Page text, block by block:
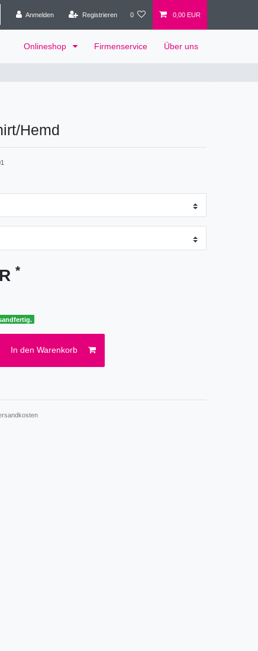
Anmelden Registrieren 0 0,00 EUR
Onlineshop Firmenservice Über uns
Hemd
*
In den Warenkorb